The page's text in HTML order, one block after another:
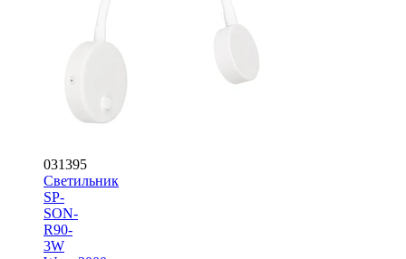
031395
Светильник
SP-
SON-
R90-
3W